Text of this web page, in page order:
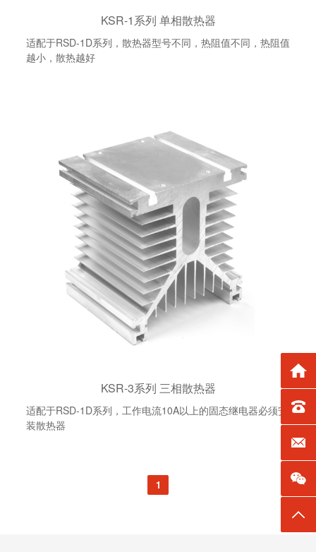
KSR-1系列 单相散热器
适配于RSD-1D系列，散热器型号不同，热阻值不同，热阻值
越小，散热越好
KSR-3系列 三相散热器
适配于RSD-1D系列，工作电流10A以上的固态继电器必须安
装散热器
1
返回
TEL
E-
返回